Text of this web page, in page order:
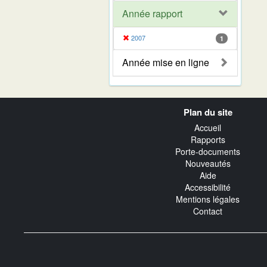
Année rapport
2007 1
Année mise en ligne
Plan du site
Accueil
Rapports
Porte-documents
Nouveautés
Aide
Accessibilité
Mentions légales
Contact